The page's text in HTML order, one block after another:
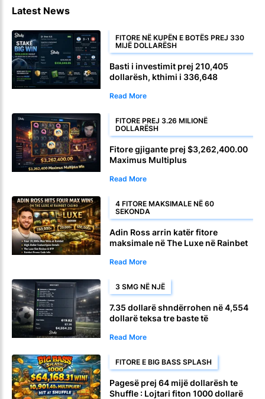
Latest News
FITORE NË KUPËN E BOTËS PREJ 330
MIJË DOLLARËSH
Basti i investimit prej 210,405
dollarësh, kthimi i 336,648
Read More
FITORE PREJ 3.26 MILIONË
DOLLARËSH
Fitore gjigante prej $3,262,400.00
Maximus Multiplus
Read More
4 FITORE MAKSIMALE NË 60
SEKONDA
Adin Ross arrin katër fitore
maksimale në The Luxe në Rainbet
Read More
3 SMG NË NJË
7.35 dollarë shndërrohen në 4,554
dollarë teksa tre baste të
në një bast të vetëm përbindësh.
Read More
FITORE E BIG BASS SPLASH
Pagesë prej 64 mijë dollarësh te
Shuffle : Lojtari fiton 1000 dollarë